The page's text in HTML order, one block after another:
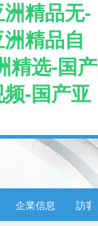
洲精品无-
精品自
精选-国产
-国产亚
企業信息 訪客